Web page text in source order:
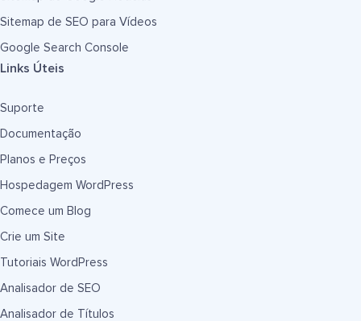
Sitemap de SEO para Vídeos
Google Search Console
Links Úteis
Suporte
Documentação
Planos e Preços
Hospedagem WordPress
Comece um Blog
Crie um Site
Tutoriais WordPress
Analisador de SEO
Analisador de Títulos